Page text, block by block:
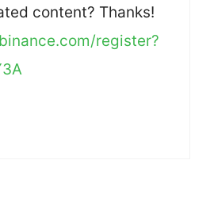
content? Thanks!
register?